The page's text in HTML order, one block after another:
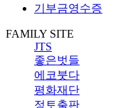
기부금영수증
FAMILY SITE
JTS
좋은벗들
에코붓다
평화재단
정토출판